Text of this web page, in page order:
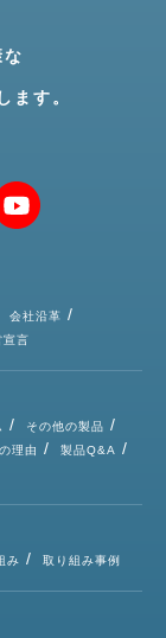
ます。
会社沿革
宣言
その他の製品
理由
製品Q&A
み 取り組み事例